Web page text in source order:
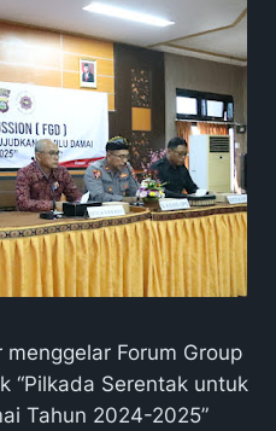
menggelar Forum Group
“Pilkada Serentak untuk
Tahun 2024-2025”